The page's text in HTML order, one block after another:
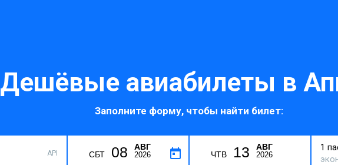
Дешёвые авиабилеты в
Заполните форму, чтобы найти билет:
API СБТ 08 АВГ
2026 ЧТВ 13 АВГ
2026
1